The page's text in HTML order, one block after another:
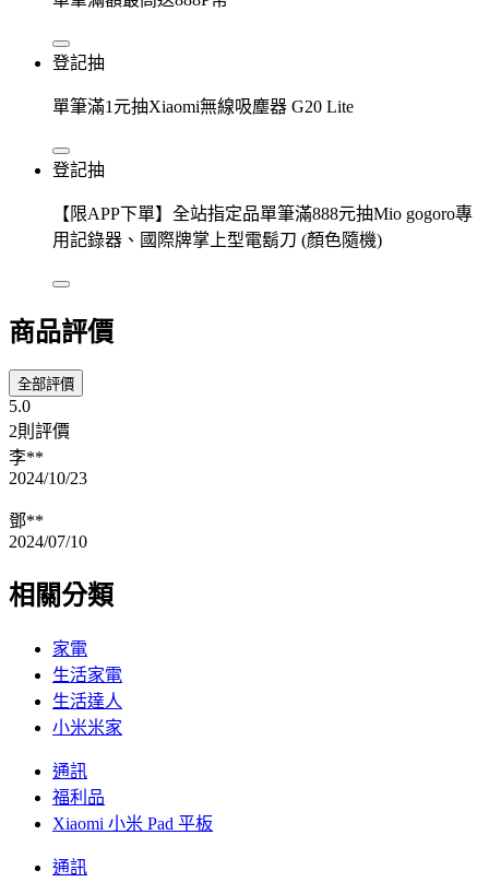
登記抽
單筆滿1元抽Xiaomi無線吸塵器 G20 Lite
登記抽
【限APP下單】全站指定品單筆滿888元抽Mio gogoro專
用記錄器、國際牌掌上型電鬍刀 (顏色隨機)
商品評價
全部評價
5.0
2則評價
李**
2024/10/23
鄧**
2024/07/10
相關分類
家電
生活家電
生活達人
小米米家
通訊
福利品
Xiaomi 小米 Pad 平板
通訊